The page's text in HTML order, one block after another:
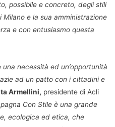
possibile e concreto, degli stili
e la sua amministrazione
e con entusiasmo questa
necessità ed un’opportunità
ad un patto con i cittadini e
Armellini, presidente di Acli
Con Stile è una grande
ecologica ed etica, che